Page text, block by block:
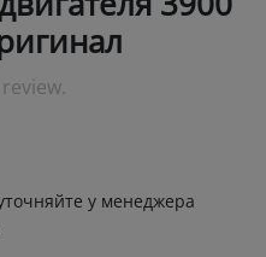
у менеджера